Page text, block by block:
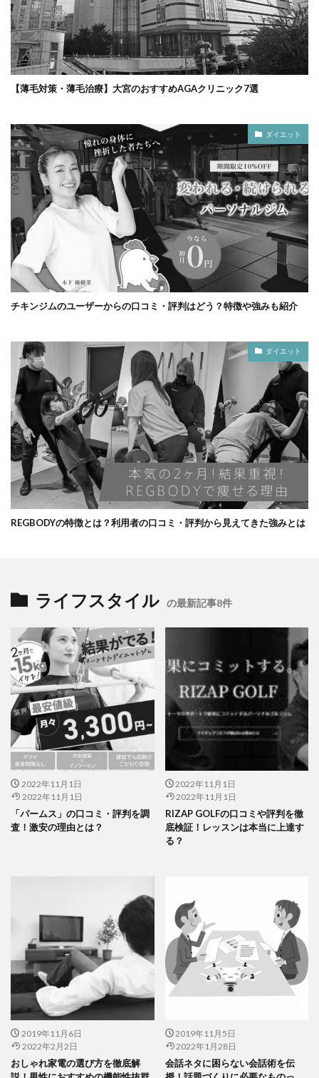
【薄毛対策・薄毛治療】大宮のおすすめAGAクリニック7選
ダイエット
チキンジムのユーザーからの口コミ・評判はどう？特徴や強みも紹介
ダイエット
REGBODYの特徴とは？利用者の口コミ・評判から見えてきた強みとは
ライフスタイル の最新記事8件
2022年11月1日
2022年11月1日
「パームス」の口コミ・評判を調
査！激安の理由とは？
2022年11月1日
2022年11月1日
RIZAP GOLFの口コミや評判を徹
底検証！レッスンは本当に上達す
る？
2019年11月6日
2022年2月2日
おしゃれ家電の選び方を徹底解
2019年11月5日
2022年1月28日
会話ネタに困らない会話術を伝